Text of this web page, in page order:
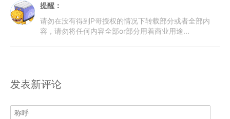
提醒：
请勿在没有得到P哥授权的情况下转载部分或者全部内
容，请勿将任何内容全部or部分用着商业用途...
发表新评论